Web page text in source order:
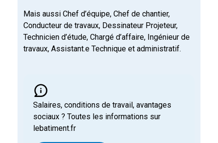
Mais aussi Chef d’équipe, Chef de chantier,
Conducteur de travaux, Dessinateur Projeteur,
Technicien d’étude, Chargé d’affaire, Ingénieur de
travaux, Assistant.e Technique et administratif.
Salaires, conditions de travail, avantages
sociaux ? Toutes les informations sur
lebatiment.fr